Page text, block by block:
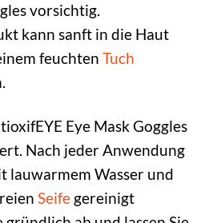
vorsichtig.
kann sanft in die Haut
feuchten Tuch
Eye Mask Goggles
Nach jeder Anwendung
lauwarmem Wasser und
Seife gereinigt